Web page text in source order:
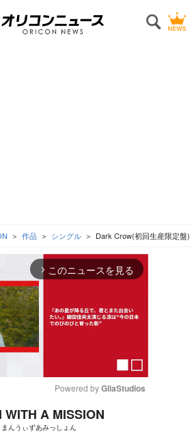
作品 シングル Dark Crow(初回生産限定盤)
arrow_forward_ios このニュースを見る
M
Powered by GliaStudios
WITH A MISSION
まんうぃずあみっしょん